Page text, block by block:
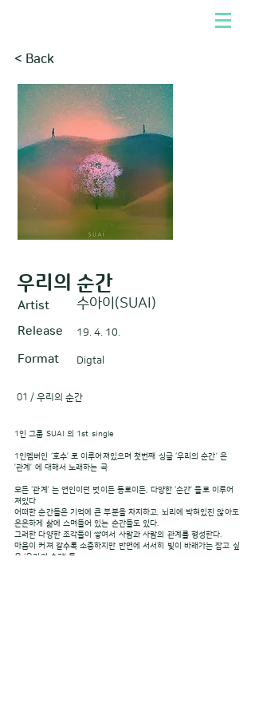
< Back
우리의 순간
Artist 수아이(SUAI)
Release 19. 4. 10.
Format Digtal
01 / 우리의 순간
1인 그룹 SUAI 의 1st single
1인멤버인 ‘호수’ 로 이루어져있으며 첫번째 싱글 ‘우리의 순간’ 은
’관계’ 에 대해서 노래하는 곡
모든 ‘관계’ 는 연인이던 벗이든 동료이든, 다양한 ‘순간’ 들로 이루어
져있다
어떠한 순간들은 기억에 큰 부분을 차지하고, 뇌리에 박혀있진 않아도
은은하게 삶에 스며들어 있는 순간들도 있다.
그러한 다양한 조각들이 쌓여서 사람과 사람의 관계를 형성한다.
마음이 커져 갈수록 소중하지만 반면에 서서히 빛이 바래가는 잡고 싶
은 ‘우리의 순간’ 들